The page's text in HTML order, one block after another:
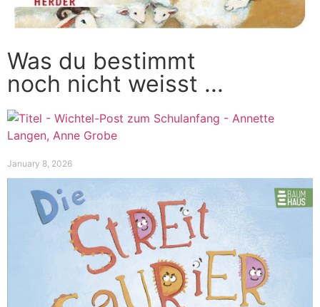
Was du bestimmt
noch nicht weisst ...
January 8, 2026